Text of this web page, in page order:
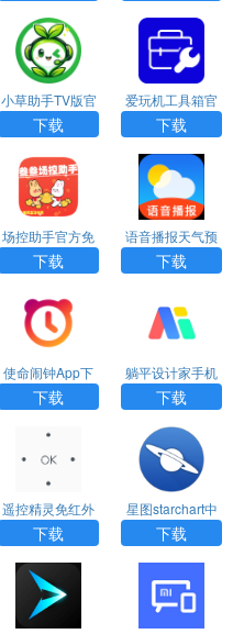
小草助手TV版官
方下载
下载
爱玩机工具箱官
网下载
下载
场控助手官方免
费版下载
下载
语音播报天气预
报下载安装
下载
使命闹钟App下
载官网版
下载
躺平设计家手机
版下载
下载
遥控精灵免红外
版下载
下载
星图starchart中
文版
下载